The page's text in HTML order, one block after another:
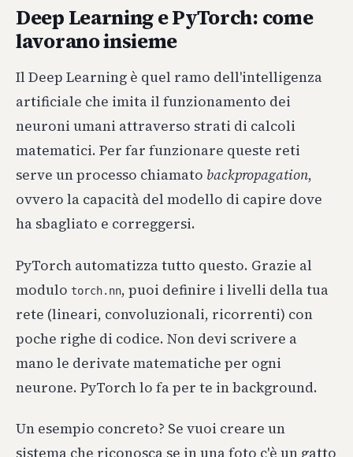
Deep Learning e PyTorch: come
lavorano insieme
Il Deep Learning è quel ramo dell'intelligenza
artificiale che imita il funzionamento dei
neuroni umani attraverso strati di calcoli
matematici. Per far funzionare queste reti
serve un processo chiamato backpropagation,
ovvero la capacità del modello di capire dove
ha sbagliato e correggersi.
PyTorch automatizza tutto questo. Grazie al
modulo torch.nn, puoi definire i livelli della tua
rete (lineari, convoluzionali, ricorrenti) con
poche righe di codice. Non devi scrivere a
mano le derivate matematiche per ogni
neurone. PyTorch lo fa per te in background.
Un esempio concreto? Se vuoi creare un